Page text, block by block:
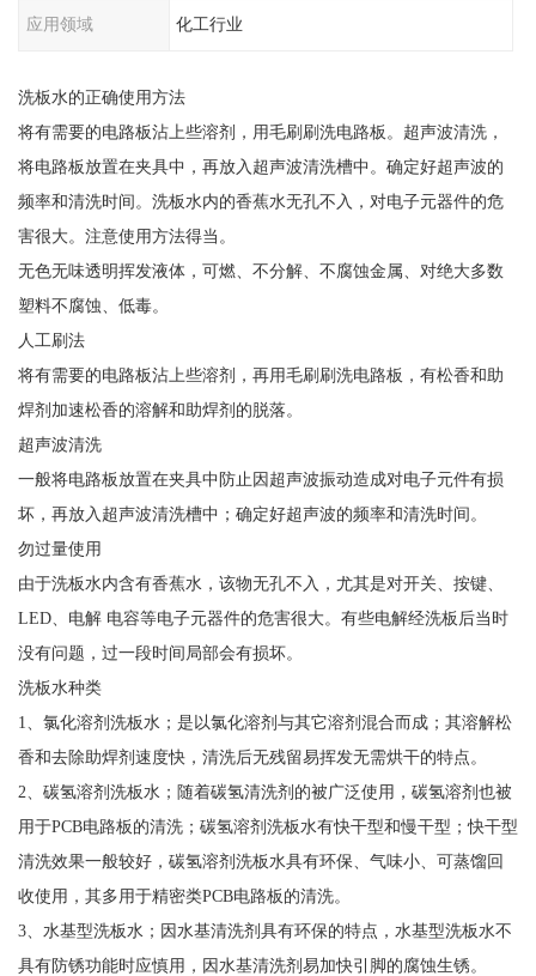
应用领域 化工行业
洗板水的正确使用方法
将有需要的电路板沾上些溶剂，用毛刷刷洗电路板。超声波清洗，
将电路板放置在夹具中，再放入超声波清洗槽中。确定好超声波的
频率和清洗时间。洗板水内的香蕉水无孔不入，对电子元器件的危
害很大。注意使用方法得当。
无色无味透明挥发液体，可燃、不分解、不腐蚀金属、对绝大多数
塑料不腐蚀、低毒。
人工刷法
将有需要的电路板沾上些溶剂，再用毛刷刷洗电路板，有松香和助
焊剂加速松香的溶解和助焊剂的脱落。
超声波清洗
一般将电路板放置在夹具中防止因超声波振动造成对电子元件有损
坏，再放入超声波清洗槽中；确定好超声波的频率和清洗时间。
勿过量使用
由于洗板水内含有香蕉水，该物无孔不入，尤其是对开关、按键、
LED、电解 电容等电子元器件的危害很大。有些电解经洗板后当时
没有问题，过一段时间局部会有损坏。
洗板水种类
1、氯化溶剂洗板水；是以氯化溶剂与其它溶剂混合而成；其溶解松
香和去除助焊剂速度快，清洗后无残留易挥发无需烘干的特点。
2、碳氢溶剂洗板水；随着碳氢清洗剂的被广泛使用，碳氢溶剂也被
用于PCB电路板的清洗；碳氢溶剂洗板水有快干型和慢干型；快干型
清洗效果一般较好，碳氢溶剂洗板水具有环保、气味小、可蒸馏回
收使用，其多用于精密类PCB电路板的清洗。
3、水基型洗板水；因水基清洗剂具有环保的特点，水基型洗板水不
具有防锈功能时应慎用，因水基清洗剂易加快引脚的腐蚀生锈。